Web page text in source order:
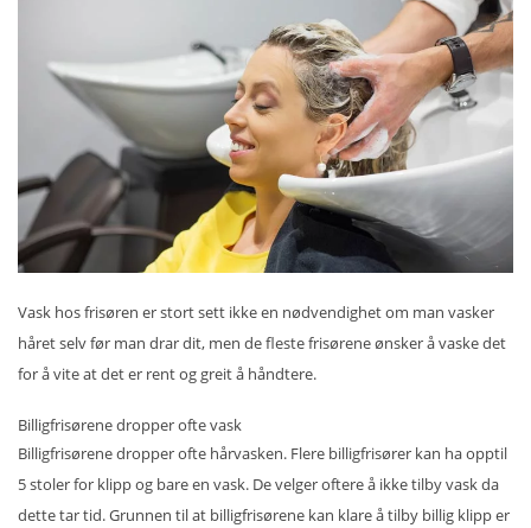
Vask hos frisøren er stort sett ikke en nødvendighet om man vasker
håret selv før man drar dit, men de fleste frisørene ønsker å vaske det
for å vite at det er rent og greit å håndtere.
Billigfrisørene dropper ofte vask
Billigfrisørene dropper ofte hårvasken. Flere billigfrisører kan ha opptil
5 stoler for klipp og bare en vask. De velger oftere å ikke tilby vask da
dette tar tid. Grunnen til at billigfrisørene kan klare å tilby billig klipp er